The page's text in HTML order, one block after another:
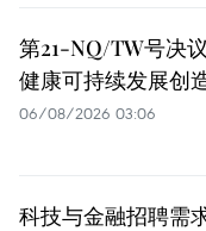
第21-NQ/TW号决
健康可持续发展创
06/08/2026 03:06
科技与金融招聘需